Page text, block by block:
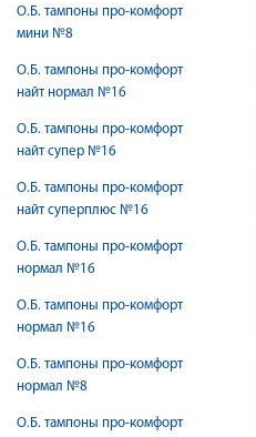
О.Б. тампоны про-комфорт
мини №8
О.Б. тампоны про-комфорт
найт нормал №16
О.Б. тампоны про-комфорт
найт супер №16
О.Б. тампоны про-комфорт
найт суперплюс №16
О.Б. тампоны про-комфорт
нормал №16
О.Б. тампоны про-комфорт
нормал №16
О.Б. тампоны про-комфорт
нормал №8
О.Б. тампоны про-комфорт